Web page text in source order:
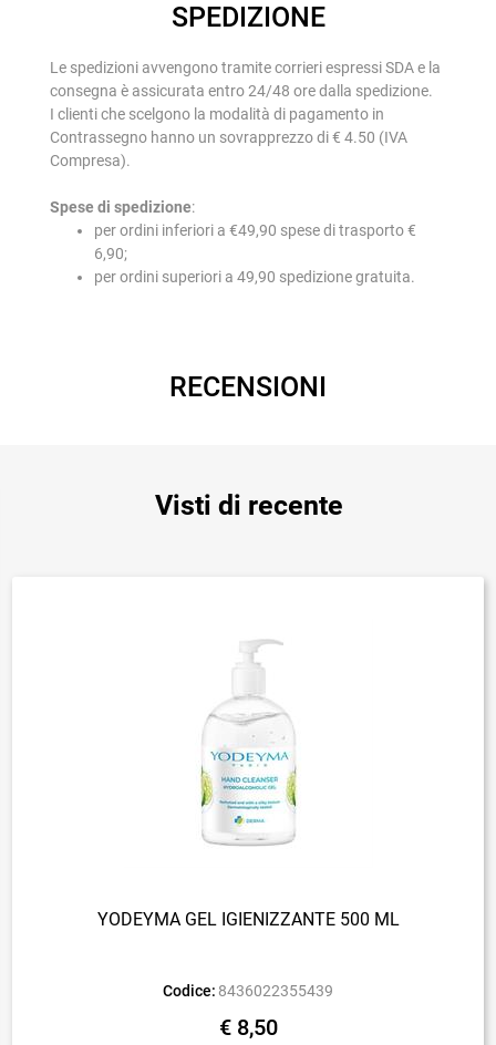
SPEDIZIONE
Le spedizioni avvengono tramite corrieri espressi SDA e la
consegna è assicurata entro 24/48 ore dalla spedizione.
I clienti che scelgono la modalità di pagamento in
Contrassegno hanno un sovrapprezzo di € 4.50 (IVA
Compresa).
Spese di spedizione:
per ordini inferiori a €49,90 spese di trasporto €
6,90;
per ordini superiori a 49,90 spedizione gratuita.
RECENSIONI
Visti di recente
YODEYMA GEL IGIENIZZANTE 500 ML
Codice: 8436022355439
€ 8,50